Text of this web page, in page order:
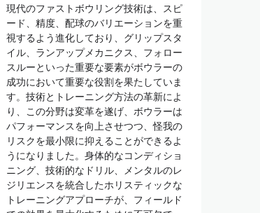
現代のファストボウリング技術は、スピ
ード、精度、配球のバリエーションを重
視するよう進化しており、グリップスタ
イル、ランアップメカニクス、フォロー
スルーといった重要な要素がボウラーの
成功において重要な役割を果たしていま
す。技術とトレーニング方法の革新によ
り、この分野は変革を遂げ、ボウラーは
パフォーマンスを向上させつつ、怪我の
リスクを最小限に抑えることができるよ
うになりました。身体的なコンディショ
ニング、技術的なドリル、メンタルのレ
ジリエンスを統合したホリスティックな
トレーニングアプローチが、フィールド